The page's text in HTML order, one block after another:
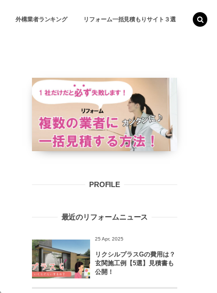
外構業者ランキング リフォーム一括見積もりサイト３選
PROFILE
最近のリフォームニュース
25 Apr, 2025
リクシルプラスGの費用は？
玄関施工例【5選】見積書も
公開！